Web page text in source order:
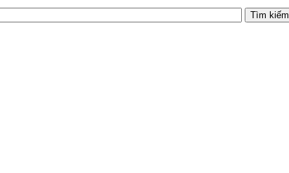
Tìm kiếm